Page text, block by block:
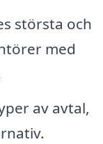
största och
med
av avtal,